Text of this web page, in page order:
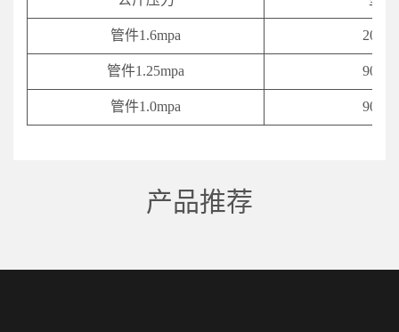
管件1.6mpa 20-
管件1.25mpa 90-
管件1.0mpa 90-
产品推荐